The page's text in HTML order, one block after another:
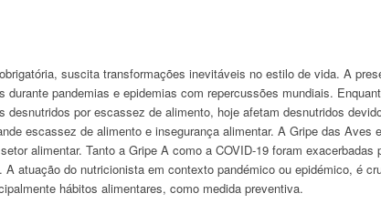
suscita transformações inevitáveis no estilo de vida. A
durante pandemias e epidemias com repercussões mundiais.
desnutridos por escassez de alimento, hoje afetam desnutridos
escassez de alimento e insegurança alimentar. A Gripe das
alimentar. Tanto a Gripe A como a COVID-19 foram
A atuação do nutricionista em contexto pandémico ou epidémico, é
hábitos alimentares, como medida preventiva.